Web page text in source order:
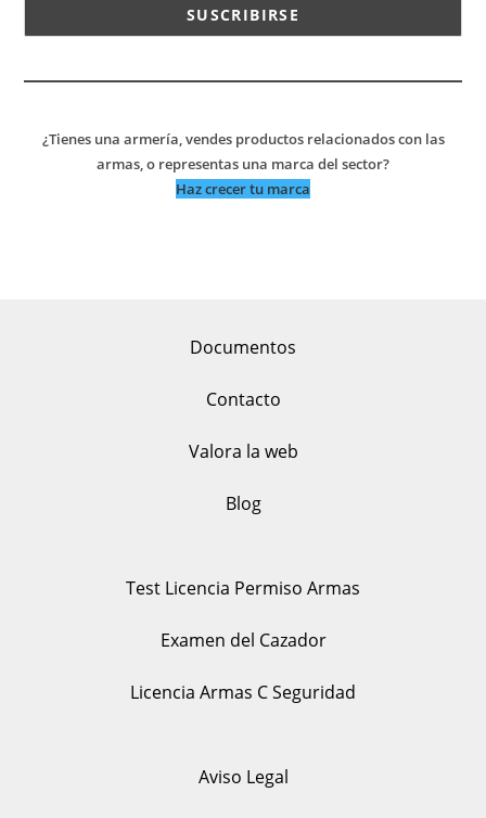
¿Tienes una armería, vendes productos relacionados con las
armas, o representas una marca del sector?
Haz crecer tu marca
Documentos
Contacto
Valora la web
Blog
Test Licencia Permiso Armas
Examen del Cazador
Licencia Armas C Seguridad
Aviso Legal